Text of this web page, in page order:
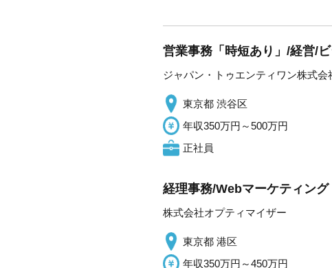
営業事務「時短あり」/経営/
ジャパン・トゥエンティワン株式会
東京都 渋谷区
年収350万円～500万円
正社員
経理事務/Webマーケティン
株式会社オプティマイザー
東京都 港区
年収350万円～450万円